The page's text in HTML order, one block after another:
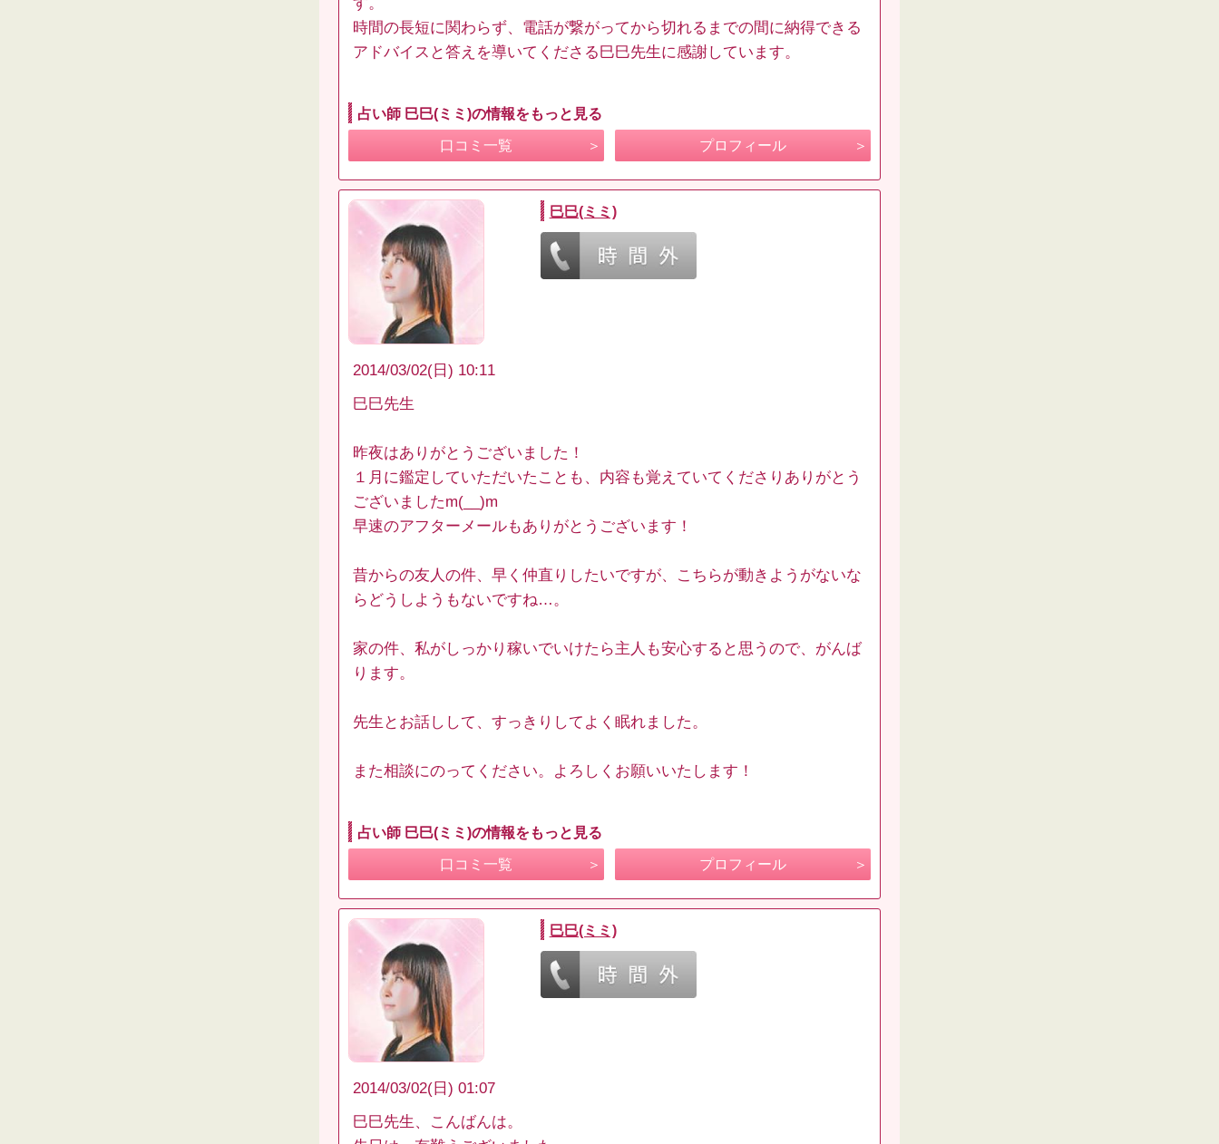
時間の長短に関わらず、電話が繋がってから切れるまでの間に納得できる
アドバイスと答えを導いてくださる巳巳先生に感謝しています。
占い師 巳巳(ミミ)の情報をもっと見る
口コミ一覧 プロフィール
巳巳(ミミ)
2014/03/02(日) 10:11
巳巳先生
昨夜はありがとうございました！
１月に鑑定していただいたことも、内容も覚えていてくださりありがとう
ございましたm(__)m
早速のアフターメールもありがとうございます！
昔からの友人の件、早く仲直りしたいですが、こちらが動きようがないな
らどうしようもないですね…。
家の件、私がしっかり稼いでいけたら主人も安心すると思うので、がんば
ります。
先生とお話しして、すっきりしてよく眠れました。
また相談にのってください。よろしくお願いいたします！
占い師 巳巳(ミミ)の情報をもっと見る
口コミ一覧 プロフィール
巳巳(ミミ)
2014/03/02(日) 01:07
巳巳先生、こんばんは。